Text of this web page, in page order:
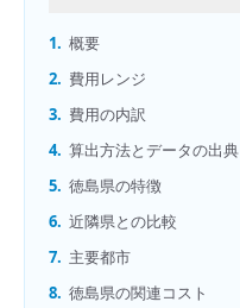
1. 概要
2. 費用レンジ
3. 費用の内訳
4. 算出方法とデータの出典
5. 徳島県の特徴
6. 近隣県との比較
7. 主要都市
8. 徳島県の関連コスト